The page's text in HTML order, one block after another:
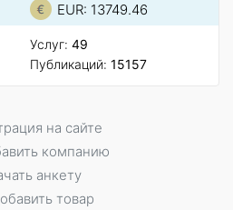
EUR: 13749.46
Услуг: 49
Публикаций: 15157
на сайте
компанию
анкету
товар